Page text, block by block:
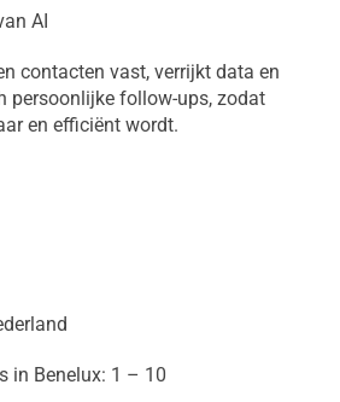
AI
contacten vast, verrijkt data en
persoonlijke follow-ups, zodat
en efficiënt wordt.
in Benelux: 1 – 10